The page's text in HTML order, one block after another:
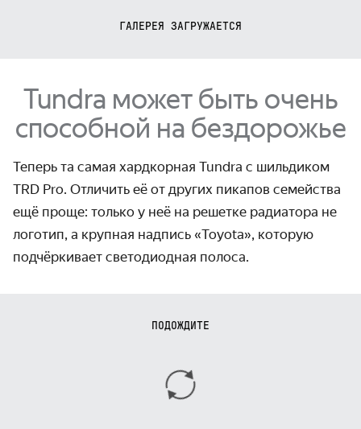
ГАЛЕРЕЯ ЗАГРУЖАЕТСЯ
Tundra может быть очень
способной на бездорожье
Теперь та самая хардкорная Tundra с шильдиком
TRD Pro. Отличить её от других пикапов семейства
ещё проще: только у неё на решетке радиатора не
логотип, а крупная надпись «Toyota», которую
подчёркивает светодиодная полоса.
ПОДОЖДИТЕ